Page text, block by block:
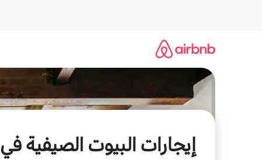
إيجارات البيوت الصيفية في